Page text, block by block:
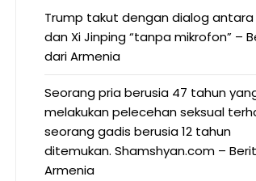
Trump takut dengan dialog antara
dan Xi Jinping “tanpa mikrofon” –
dari Armenia
Seorang pria berusia 47 tahun
melakukan pelecehan seksual
seorang gadis berusia 12 tahun
ditemukan. Shamshyan.com –
Armenia